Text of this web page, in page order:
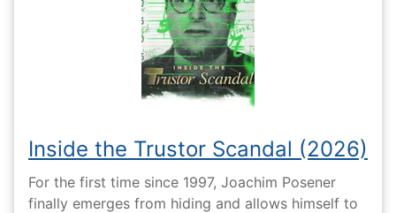
Inside the Trustor Scandal (2026)
For the first time since 1997, Joachim Posener
finally emerges from hiding and allows himself to